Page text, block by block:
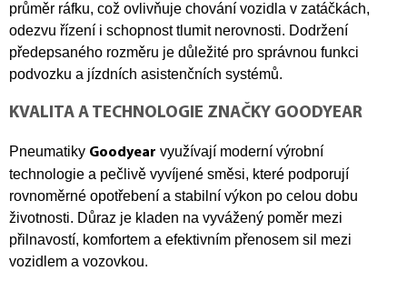
průměr ráfku, což ovlivňuje chování vozidla v zatáčkách,
odezvu řízení i schopnost tlumit nerovnosti. Dodržení
předepsaného rozměru je důležité pro správnou funkci
podvozku a jízdních asistenčních systémů.
KVALITA A TECHNOLOGIE ZNAČKY GOODYEAR
Pneumatiky Goodyear využívají moderní výrobní
technologie a pečlivě vyvíjené směsi, které podporují
rovnoměrné opotřebení a stabilní výkon po celou dobu
životnosti. Důraz je kladen na vyvážený poměr mezi
přilnavostí, komfortem a efektivním přenosem sil mezi
vozidlem a vozovkou.